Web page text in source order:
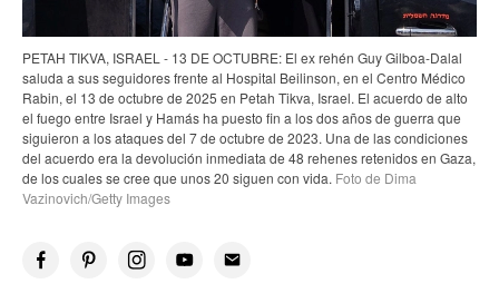
PETAH TIKVA, ISRAEL - 13 DE OCTUBRE: El ex rehén Guy Gilboa-Dalal
saluda a sus seguidores frente al Hospital Beilinson, en el Centro Médico
Rabin, el 13 de octubre de 2025 en Petah Tikva, Israel. El acuerdo de alto
el fuego entre Israel y Hamás ha puesto fin a los dos años de guerra que
siguieron a los ataques del 7 de octubre de 2023. Una de las condiciones
del acuerdo era la devolución inmediata de 48 rehenes retenidos en Gaza,
de los cuales se cree que unos 20 siguen con vida. Foto de Dima
Vazinovich/Getty Images